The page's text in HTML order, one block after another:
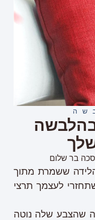
בר שלום
ששמרת מתוך
לעצמך תרצי
שהצבע שלה נוטה